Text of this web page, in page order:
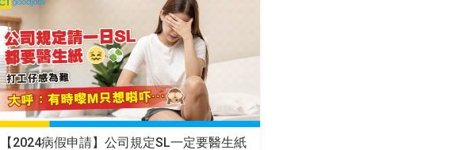
【2024病假申請】公司規定SL一定要醫生紙